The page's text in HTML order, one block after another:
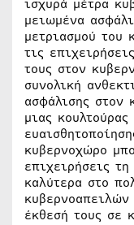
ισχυρά μέτρα
μειωμένα
μετριασμού του
τις
τους στον
συνολική
ασφάλισης
μιας
κυβερνοχώρο
επιχειρήσεις
καλύτερα στο
έκθεσή τους σε